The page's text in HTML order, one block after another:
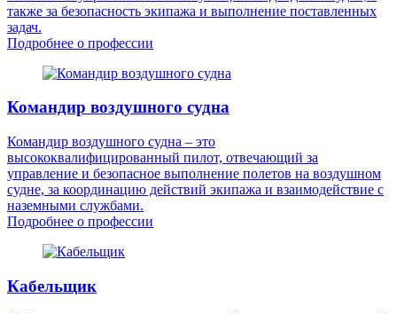
также за безопасность экипажа и выполнение поставленных
задач.
Подробнее о профессии
Командир воздушного судна
Командир воздушного судна – это
высококвалифицированный пилот, отвечающий за
управление и безопасное выполнение полетов на воздушном
судне, за координацию действий экипажа и взаимодействие с
наземными службами.
Подробнее о профессии
Кабельщик